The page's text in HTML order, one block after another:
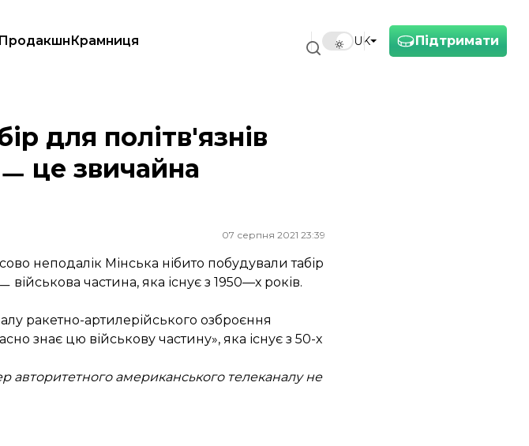
Підтримати
UK
ПродакшнКрамниця
військова частина
для політв'язнів
це звичайна
07 серпня 2021 23:39
неподалік Мінська нібито побудували табір
частина, яка існує з 1950—х років.
ракетно-артилерійського озброєння
знає цю військову частину», яка існує з 50-х
авторитетного американського телеканалу не